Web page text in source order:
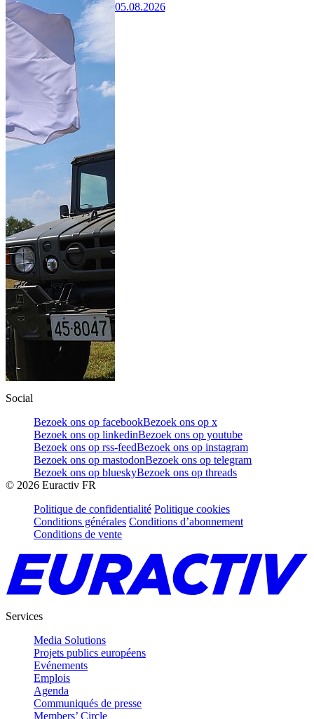
05.08.2026
Social
Bezoek ons op facebookBezoek ons op x
Bezoek ons op linkedinBezoek ons op youtube
Bezoek ons op rss-feedBezoek ons op instagram
Bezoek ons op mastodonBezoek ons op telegram
Bezoek ons op blueskyBezoek ons op threads
© 2026 Euractiv FR
Politique de confidentialité Politique cookies
Conditions générales Conditions d’abonnement
Conditions de vente
Services
Media Solutions
Projets publics européens
Evénements
Emplois
Agenda
Communiqués de presse
Members’ Circle